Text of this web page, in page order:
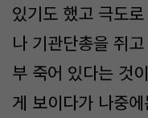
있기도 했고 극도
나 기관단총을 쥐
부 죽어 있다는 것
게 보이다가 나중